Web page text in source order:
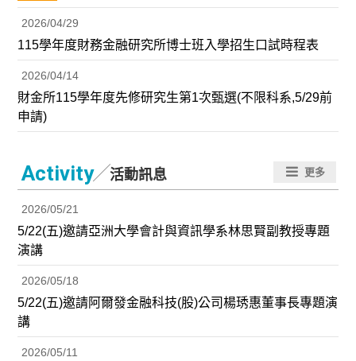
2026/04/29
115學年度財務金融研究所博士班入學招生口試時程表
2026/04/14
財金所115學年度先修研究生第1次甄選(不限科系,5/29前
申請)
Activity／活動訊息 更多
2026/05/21
5/22(五)邀請亞洲大學會計與資訊學系林思賢副教授專題
演講
2026/05/18
5/22(五)邀請阿爾發金融科技(股)公司楊琇惠董事長專題演
講
2026/05/11